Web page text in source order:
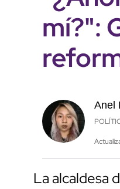
mí?":
Anel
La alcaldesa